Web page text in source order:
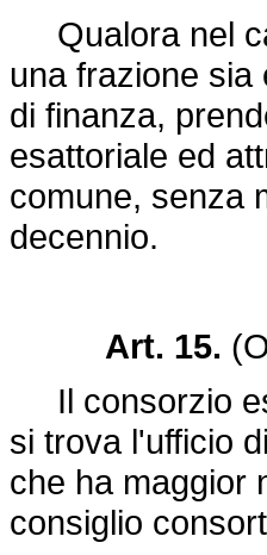
Qualora nel
una frazione sia
di finanza,
esattoriale ed
comune, senza
decennio.
Art. 15.
Il consorzio
si trova l'ufficio
che ha maggior
consiglio